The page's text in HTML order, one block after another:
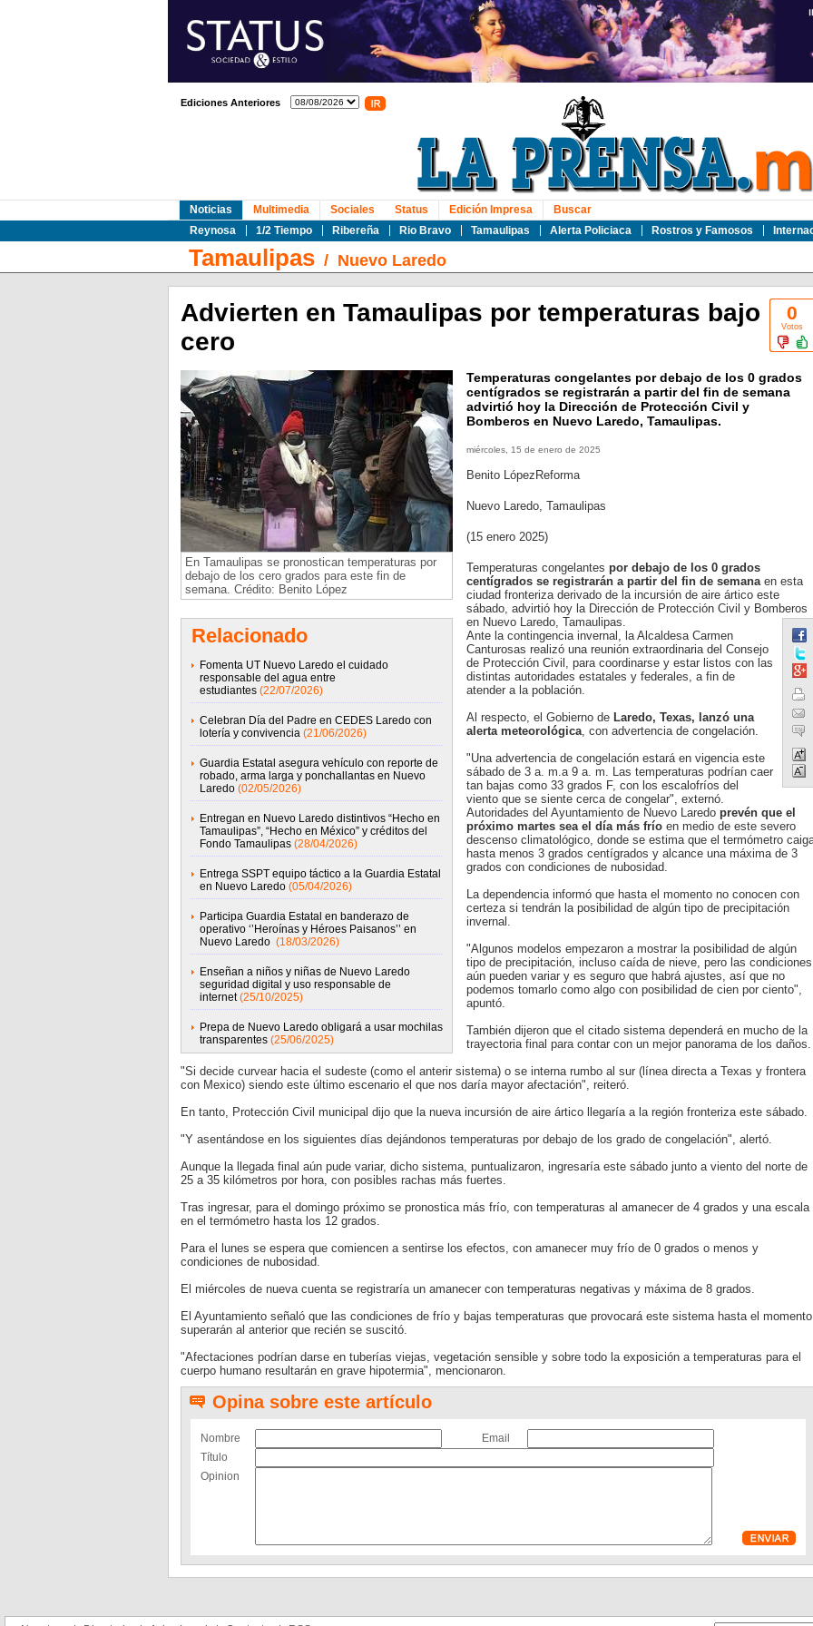
Ediciones Anteriores
Noticias
Reynosa
1/2 Tiempo Ribereña Rio Bravo Tamaulipas Alerta Policiaca Rostros y Famosos
Multimedia Sociales Status Edición Impresa Buscar
Tamaulipas/ Nuevo Laredo
0
Votos
Advierten en Tamaulipas por temperaturas bajo
cero
En Tamaulipas se pronostican temperaturas por
debajo de los cero grados para este fin de
semana. Crédito: Benito López
Relacionado
Fomenta UT Nuevo Laredo el cuidado
responsable del agua entre
estudiantes (22/07/2026)
Celebran Día del Padre en CEDES Laredo con
lotería y convivencia (21/06/2026)
Guardia Estatal asegura vehículo con reporte de
robado, arma larga y ponchallantas en Nuevo
Laredo (02/05/2026)
Entregan en Nuevo Laredo distintivos “Hecho en
Tamaulipas”, “Hecho en México” y créditos del
Fondo Tamaulipas (28/04/2026)
Entrega SSPT equipo táctico a la Guardia Estatal
en Nuevo Laredo (05/04/2026)
Participa Guardia Estatal en banderazo de
operativo ‘’Heroínas y Héroes Paisanos’’ en
Nuevo Laredo (18/03/2026)
Enseñan a niños y niñas de Nuevo Laredo
seguridad digital y uso responsable de
internet (25/10/2025)
Prepa de Nuevo Laredo obligará a usar mochilas
transparentes (25/06/2025)
Temperaturas congelantes por debajo de los 0 grados
centígrados se registrarán a partir del fin de semana
advirtió hoy la Dirección de Protección Civil y
Bomberos en Nuevo Laredo, Tamaulipas.
miércoles, 15 de enero de 2025
Benito LópezReforma
Nuevo Laredo, Tamaulipas
(15 enero 2025)
Temperaturas congelantes por debajo de los 0 grados
centígrados se registrarán a partir del fin de semanaen esta
ciudad fronteriza derivado de la incursión de aire ártico este
sábado, advirtió hoy la Dirección de Protección Civil y Bomberos
en Nuevo Laredo, Tamaulipas.
Ante la contingencia invernal, la Alcaldesa Carmen
Canturosas realizó una reunión extraordinaria del Consejo
de Protección Civil, para coordinarse y estar listos con las
distintas autoridades estatales y federales, a fin de
atender a la población.
Al respecto, el Gobierno de Laredo, Texas, lanzó una
alerta meteorológica, con advertencia de congelación.
"Una advertencia de congelación estará en vigencia este
sábado de 3 a. m.a 9 a. m. Las temperaturas podrían caer
tan bajas como 33 grados F, con los escalofríos del
viento que se siente cerca de congelar", externó.
Autoridades del Ayuntamiento de Nuevo Laredo prevén que el
próximo martes sea el día más fríoen medio de este severo
descenso climatológico, donde se estima que el termómetro
hasta menos 3 grados centígrados y alcance una máxima de 3
grados con condiciones de nubosidad.
La dependencia informó que hasta el momento no conocen con
certeza si tendrán la posibilidad de algún tipo de precipitación
invernal.
"Algunos modelos empezaron a mostrar la posibilidad de algún
tipo de precipitación, incluso caída de nieve, pero las condiciones
aún pueden variar y es seguro que habrá ajustes, así que no
podemos tomarlo como algo con posibilidad de cien por ciento",
apuntó.
También dijeron que el citado sistema dependerá en mucho de la
trayectoria final para contar con un mejor panorama de los daños.
"Si decide curvear hacia el sudeste (como el anterir sistema) o se interna rumbo al sur (línea directa a Texas y frontera
con Mexico) siendo este último escenario el que nos daría mayor afectación", reiteró.
En tanto, Protección Civil municipal dijo que la nueva incursión de aire ártico llegaría a la región fronteriza este sábado.
"Y asentándose en los siguientes días dejándonos temperaturas por debajo de los grado de congelación", alertó.
Aunque la llegada final aún pude variar, dicho sistema, puntualizaron, ingresaría este sábado junto a viento del norte de
25 a 35 kilómetros por hora, con posibles rachas más fuertes.
Tras ingresar, para el domingo próximo se pronostica más frío, con temperaturas al amanecer de 4 grados y una escala
en el termómetro hasta los 12 grados.
Para el lunes se espera que comiencen a sentirse los efectos, con amanecer muy frío de 0 grados o menos y
condiciones de nubosidad.
El miércoles de nueva cuenta se registraría un amanecer con temperaturas negativas y máxima de 8 grados.
El Ayuntamiento señaló que las condiciones de frío y bajas temperaturas que provocará este sistema hasta el momento
superarán al anterior que recién se suscitó.
"Afectaciones podrían darse en tuberías viejas, vegetación sensible y sobre todo la exposición a temperaturas para el
cuerpo humano resultarán en grave hipotermia", mencionaron.
Opina sobre este artículo
Nombre
Email
Título
Opinion